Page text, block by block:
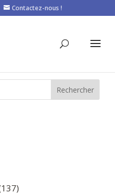
Contactez-nous !
Rechercher
137137